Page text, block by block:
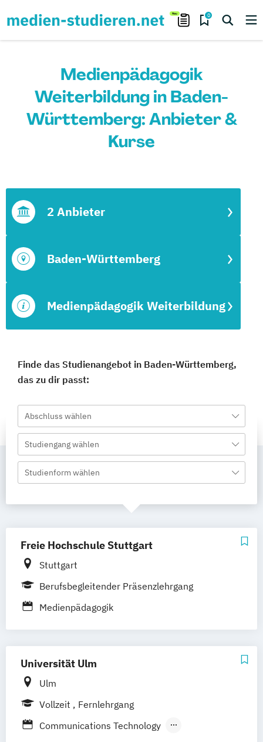
0
Medienpädagogik
Weiterbildung in Baden-
Württemberg: Anbieter &
Kurse
Medienpädagogik Weiterbildung
Baden-Württemberg
2 Anbieter
Finde das Studienangebot in Baden-Württemberg,
das zu dir passt:
Abschluss wählen
Studiengang wählen
Studienform wählen
Freie Hochschule Stuttgart
Stuttgart
Berufsbegleitender Präsenzlehrgang
Medienpädagogik
Universität Ulm
Ulm
Vollzeit
Fernlehrgang
Communications Technology